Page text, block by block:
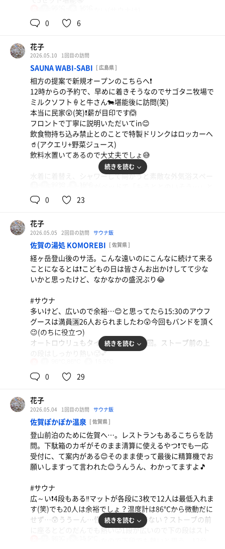
やっぱり標高差ってすごいね。
アクエリ+野菜ジュース(自作)
夏の暑い時期はどうなんだろ？とは思いますが。
こないのがいいです🙌 透明ガラスなので椅子でフニャ～と
してるのが丸見えなのはまあ、ご愛敬(笑)すりガラスシー
ルでもあるといいねぇ…😅
コンパクトなので、サウナ、水風呂、椅子の動線はいいで
す。あと荷物棚が浴室にも、サ室にもあるので嬉しい❗️飲
み物冷やしボックスも置いてあるしね🎵☺️ ありがたや～😍
駐車場無いのはネックだけど、街中だから仕方ない…。自
分へのご褒美サ活にまた来ます‼️
16℃と私には冷え冷え…。こっちも30秒から最後は1分😊
気持ちいい～😍
日焼け止めが塗り足らなかったために、真っ赤になった首
筋が冷やされてます(笑)
#休憩スペース
露天は意外に賑やか😅それも多分韓国語で…。インバウン
ドだなぁ…。
普通のプラ椅子に座ってふと見ると、アデロンがあるでは
ないですか？前からあったかも…。なのでそちらに移動。
しかし、それが綺麗な夜景の方ではなくて、賑やかな露天
風呂に向いている😱💦
ごめんなさい🙏💦180度向きを変えたのは私です。てか、
😋🎵いいねぇ💕
そのままお泊まりだから、あまり飲めない私だけど自販機
でほろよい購入✌️
珍しく空にしました❗️🤤
久しぶりのお泊まりサ活楽しかった～😍
0 6
花子
2026.05.10 1回目の訪問
SAUNA WABI-SABI [ 広島県 ]
相方の提案で新規オープンのこちらへ❗️
12時からの予約で、早めに着きそうなのでサゴタニ牧場で
ミルクソフト🍦と牛さん🐄堪能後に訪問(笑)
本当に民家😲(笑)❗️薪が目印です🙆
フロントで丁寧に説明いただいてin😊
飲食物持ち込み禁止とのことで特製ドリンクはロッカーへ
🥤(アクエリ+野菜ジュース)
飲料水置いてあるので大丈夫でしょ😅
水着に着替え、シャワーして向かうと素敵な外気浴スペー
寝ていた(笑)
前半は独占状態でした😆写真🆗とのことで、撮らせてもら
いました❗️
#サウナ
最近蔵サウナという名の露天のサウナ(大森の湯)に入った
ばかりだけど、こっちは正真正銘の「蔵」サウナ‼️そう、
蔵をサウナに改装…改造？広くて2段。座面も広いし、ス
トーブ大きい⤴️薪が燃えてるの見えるし、ロウリュもでき
今日はカップルデーで、次第に数組のカップルさん達が増
えてきました。
92℃から出入りが増えると88℃、ロウリュで湿度上げると
滝汗です🥵
水かな？15℃くらいで十分冷たい❗️1分でヒエヒエ😱💦
#休憩スペース
椅子は4つ5つ。藤で編んだタイプのベッドが4つ、ベンチ1
つ。寝られる畳の部屋は枕4つ。2階の休憩室はインフィニ
ティタイプが3つ。ただ、今日は天気が良すぎて暑い…。
ベンチがちょうど柵の陰と木陰になるので、ベッド→椅子
→ベンチと放浪(笑)冬は2階が温かくて良さそう💕
暖かいお風呂(壺湯)もあるのはポイント高い❗️もちろん荷物
棚も豊富👌
タオルも女性は3枚あるし、シャワー室にクレンジングあ
るの嬉しいし化粧ベースぽいのも置いてあり、ありがたか
った😌💓
飲食物持ち込み禁なら水だけでなくて塩飴置いてもらえる
続きを読む
0 23
花子
2026.05.05 2回目の訪問 サウナ飯
佐賀の湯処 KOMOREBI [ 佐賀県 ]
経ヶ岳登山後のサ活。こんな遠いのにこんなに続けて来る
ことになるとは❗️こどもの日は皆さんお出かけしてて少な
いかと思ったけど、なかなかの盛況ぶり😂
#サウナ
多いけど、広いので余裕…😊と思ってたら15:30のアウフ
グースは満員🈵26人おられましたわ😲今回もバンドを頂く
😉(のちに役立つ)
オートロウリュもタイミングをみて2回。ストーブ前の上
の段はしっかり熱い🥵💕
バレルは2回入って時間見ながらロウリュ❤️
ちらも人気で3人入ることもありました😊
#水風呂
15.5℃とこちらも冷たい😉気持ちいい❗️
1分頑張った方がととのいやすい😌
でも初めのうちは30秒で限界がくる😱
水風呂横の竹垣にフックがあってそれがサウナハットを掛
けるものだったとは⁉️前回は気がつかなかったよ❗️
#外気浴
ターフ下の2つは影だけど、もう1つのベッドは日が当たっ
てた…。今回はそのベッドやターフ下の椅子、ベンチ、露
天風呂横の椅子、などあちこち放浪…😅椅子もなかなか良
続きを読む
0 29
花子
2026.05.04 1回目の訪問 サウナ飯
佐賀ぽかぽか温泉 [ 佐賀県 ]
登山前泊のために佐賀へ…。レストランもあるこちらを訪
問。下駄箱のカギがそのまま清算に使えるやつ❗️でも一応
受付に、て案内がある😊そのまま使って最後に精算機でお
願いしますって言われた😊うんうん、わかってますよ🎵
#サウナ
広～い❗️4段もある‼️マットが各段に3枚で12人は最低入れま
す(笑)でも20人は余裕でしょ？温度計は86℃から微動だに
せず…😰ううーん…怪しい(笑)壊れてない？ストーブの前
に座るとどのだんでも熱い🥵1段が広いので下の段はスト
続きを読む